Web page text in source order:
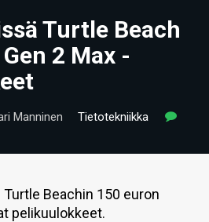
Turtle Beach
2 Max -
Manninen
Tietotekniikka
Beachin 150 euron
pelikuulokkeet.